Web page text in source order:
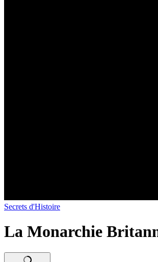
Secrets d'Histoire
La Monarchie